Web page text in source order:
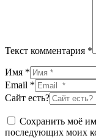
Текст комментария *
Имя *
Email *
Сайт есть?
Сохранить моё
последующих моих